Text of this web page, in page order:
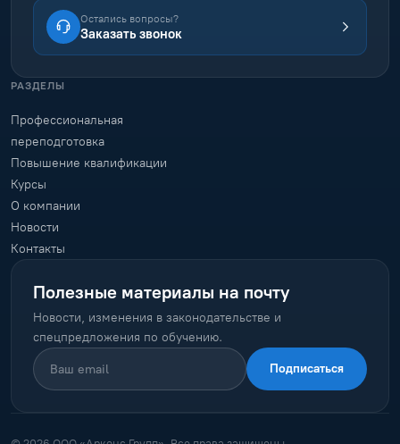
Остались вопросы?
Заказать звонок
РАЗДЕЛЫ
Профессиональная
переподготовка
Повышение квалификации
Курсы
О компании
Новости
Контакты
Полезные материалы на почту
Новости, изменения в законодательстве и
спецпредложения по обучению.
Подписаться